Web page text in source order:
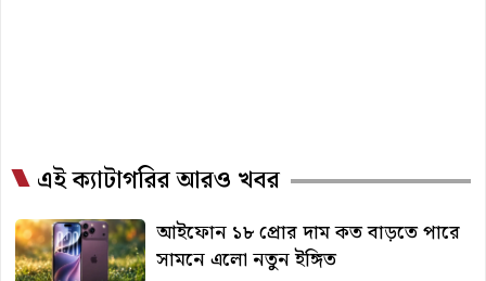
এই ক্যাটাগরির আরও খবর
আইফোন ১৮ প্রোর দাম কত বাড়তে পারে
সামনে এলো নতুন ইঙ্গিত